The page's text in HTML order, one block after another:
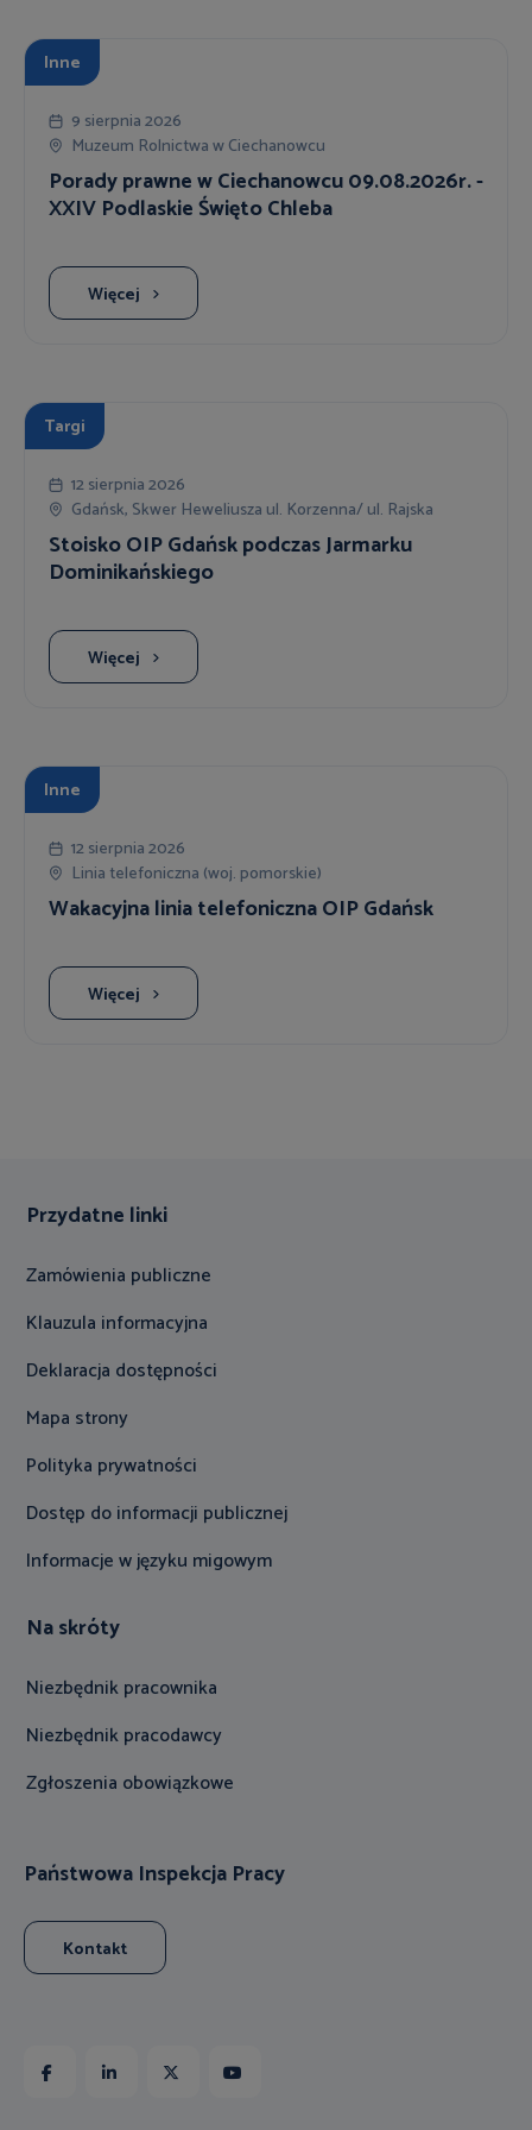
Inne
9 sierpnia 2026
Muzeum Rolnictwa w Ciechanowcu
Porady prawne w Ciechanowcu 09.08.2026r. -
XXIV Podlaskie Święto Chleba
Więcej
Targi
12 sierpnia 2026
Gdańsk, Skwer Heweliusza ul. Korzenna/ ul. Rajska
Stoisko OIP Gdańsk podczas Jarmarku
Dominikańskiego
Więcej
Inne
12 sierpnia 2026
Linia telefoniczna (woj. pomorskie)
Wakacyjna linia telefoniczna OIP Gdańsk
Więcej
Przydatne linki
Zamówienia publiczne
Klauzula informacyjna
Deklaracja dostępności
Mapa strony
Polityka prywatności
Dostęp do informacji publicznej
Informacje w języku migowym
Na skróty
Niezbędnik pracownika
Niezbędnik pracodawcy
Zgłoszenia obowiązkowe
Państwowa Inspekcja Pracy
Kontakt